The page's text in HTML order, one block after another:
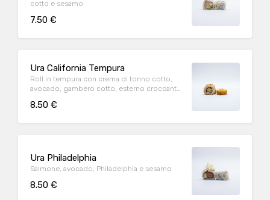
cotto e sesamo
7.50 €
Ura California Tempura
Roll in tempura con crema di tonno cotto,
avocado, gambero cotto, esterno croccante
8.50 €
Ura Philadelphia
Salmone, avocado, Philadelphia e sesamo
8.50 €